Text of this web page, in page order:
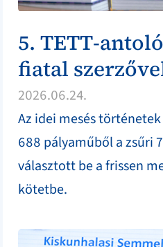
5. TETT-
fiatal
2026.06.24.
Az idei mesés
688 pályaműből a zsűri
választott be a frissen
kötetbe.